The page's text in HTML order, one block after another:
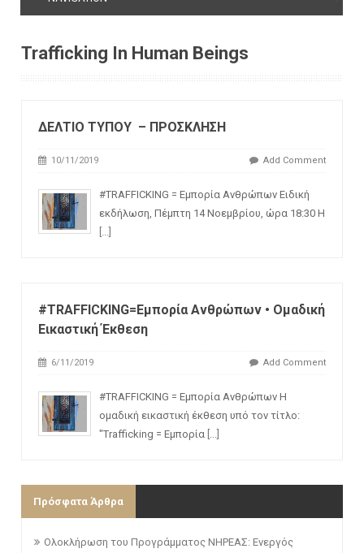
Trafficking In Human Beings
ΔΕΛΤΙΟ ΤΥΠΟΥ – ΠΡΟΣΚΛΗΣΗ
10/11/2019 Add Comment
#TRAFFICKING = Εμπορία Ανθρώπων Ειδική
εκδήλωση, Πέμπτη 14 Νοεμβρίου, ώρα 18:30 Η
[...]
#TRAFFICKING=Eμπορία Ανθρώπων • Ομαδική
Εικαστική Έκθεση
6/11/2019 Add Comment
#TRAFFICKING = Εμπορία Ανθρώπων Η
ομαδική εικαστική έκθεση υπό τον τίτλο:
"Trafficking = Εμπορία [...]
Πρόσφατα Άρθρα
Ολοκλήρωση του Προγράμματος ΝΗΡΕΑΣ: Ενεργός